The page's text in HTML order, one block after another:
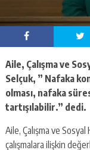
Aile, Çalışma ve
Selçuk, ” Nafaka
olması, nafaka
tartışılabilir.” dedi.
Aile, Çalışma ve
çalışmalara ilişkin